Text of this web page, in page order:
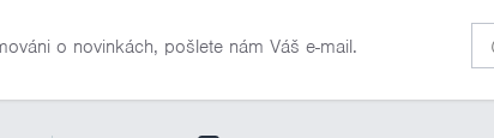
o novinkách, pošlete nám Váš e-mail.